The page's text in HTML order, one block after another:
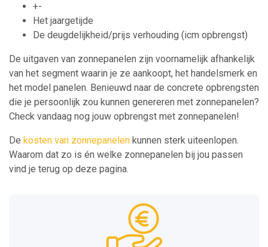
+-
Het jaargetijde
De deugdelijkheid/prijs verhouding (icm opbrengst)
De uitgaven van zonnepanelen zijn voornamelijk afhankelijk
van het segment waarin je ze aankoopt, het handelsmerk en
het model panelen. Benieuwd naar de concrete opbrengsten
die je persoonlijk zou kunnen genereren met zonnepanelen?
Check vandaag nog jouw opbrengst met zonnepanelen!
De kosten van zonnepanelen kunnen sterk uiteenlopen.
Waarom dat zo is én welke zonnepanelen bij jou passen
vind je terug op deze pagina.